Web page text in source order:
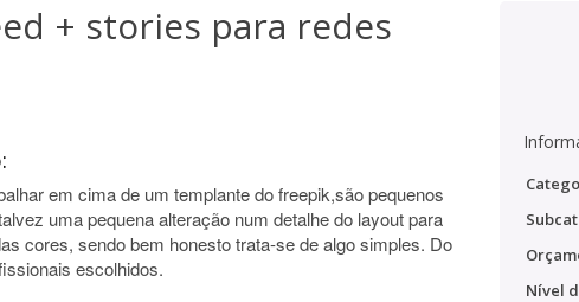
+ stories para redes
em cima de um templante do freepik,são pequenos
uma pequena alteração num detalhe do layout para
cores, sendo bem honesto trata-se de algo simples. Do
escolhidos.
Nível